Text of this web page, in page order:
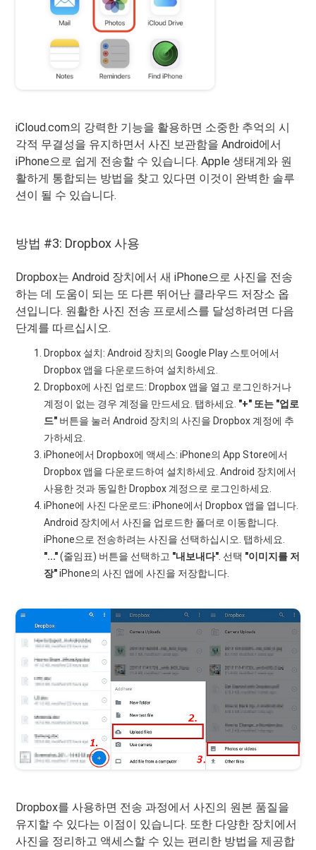
iCloud.com의 강력한 기능을 활용하면 소중한 추억의 시
각적 무결성을 유지하면서 사진 보관함을 Android에서
iPhone으로 쉽게 전송할 수 있습니다. Apple 생태계와 원
활하게 통합되는 방법을 찾고 있다면 이것이 완벽한 솔루
션이 될 수 있습니다.
방법 #3: Dropbox 사용
Dropbox는 Android 장치에서 새 iPhone으로 사진을 전송
하는 데 도움이 되는 또 다른 뛰어난 클라우드 저장소 옵
션입니다. 원활한 사진 전송 프로세스를 달성하려면 다음
단계를 따르십시오.
Dropbox 설치: Android 장치의 Google Play 스토어에서
Dropbox 앱을 다운로드하여 설치하세요.
Dropbox에 사진 업로드: Dropbox 앱을 열고 로그인하거나
계정이 없는 경우 계정을 만드세요. 탭하세요. "+" 또는 "업로
드" 버튼을 눌러 Android 장치의 사진을 Dropbox 계정에 추
가하세요.
iPhone에서 Dropbox에 액세스: iPhone의 App Store에서
Dropbox 앱을 다운로드하여 설치하세요. Android 장치에서
사용한 것과 동일한 Dropbox 계정으로 로그인하세요.
iPhone에 사진 다운로드: iPhone에서 Dropbox 앱을 엽니다.
Android 장치에서 사진을 업로드한 폴더로 이동합니다.
iPhone으로 전송하려는 사진을 선택하십시오. 탭하세요.
"..."(줄임표) 버튼을 선택하고 "내보내다" . 선택 "이미지를 저
장"iPhone의 사진 앱에 사진을 저장합니다.
Dropbox를 사용하면 전송 과정에서 사진의 원본 품질을
유지할 수 있다는 이점이 있습니다. 또한 다양한 장치에서
사진을 정리하고 액세스할 수 있는 편리한 방법을 제공합